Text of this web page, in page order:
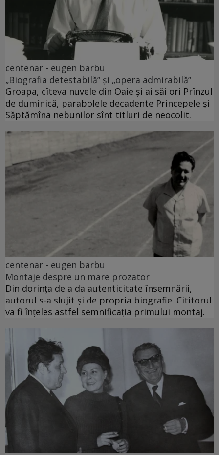
centenar - eugen barbu
„Biografia detestabilă” și „opera admirabilă”
Groapa, cîteva nuvele din Oaie și ai săi ori Prînzul
de duminică, parabolele decadente Princepele și
Săptămîna nebunilor sînt titluri de neocolit.
centenar - eugen barbu
Montaje despre un mare prozator
Din dorința de a da autenticitate însemnării,
autorul s-a slujit și de propria biografie. Cititorul
va fi înțeles astfel semnificația primului montaj.